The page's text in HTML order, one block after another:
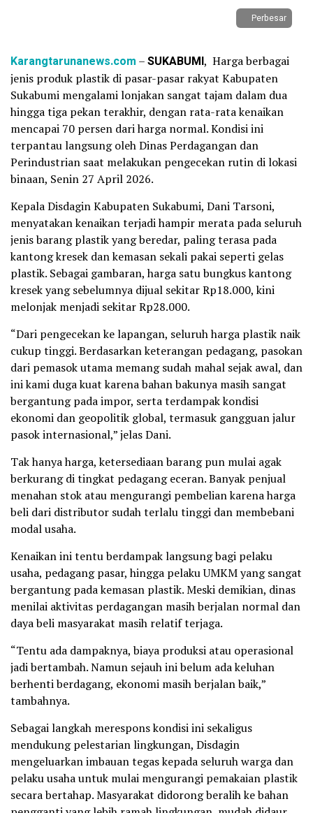
Perbesar
Karangtarunanews.com –SUKABUMI, Harga berbagai
jenis produk plastik di pasar-pasar rakyat Kabupaten
Sukabumi mengalami lonjakan sangat tajam dalam dua
hingga tiga pekan terakhir, dengan rata-rata kenaikan
mencapai 70 persen dari harga normal. Kondisi ini
terpantau langsung oleh Dinas Perdagangan dan
Perindustrian saat melakukan pengecekan rutin di lokasi
binaan, Senin 27 April 2026.
Kepala Disdagin Kabupaten Sukabumi, Dani Tarsoni,
menyatakan kenaikan terjadi hampir merata pada seluruh
jenis barang plastik yang beredar, paling terasa pada
kantong kresek dan kemasan sekali pakai seperti gelas
plastik. Sebagai gambaran, harga satu bungkus kantong
kresek yang sebelumnya dijual sekitar Rp18.000, kini
melonjak menjadi sekitar Rp28.000.
“Dari pengecekan ke lapangan, seluruh harga plastik naik
cukup tinggi. Berdasarkan keterangan pedagang, pasokan
dari pemasok utama memang sudah mahal sejak awal, dan
ini kami duga kuat karena bahan bakunya masih sangat
bergantung pada impor, serta terdampak kondisi
ekonomi dan geopolitik global, termasuk gangguan jalur
pasok internasional,” jelas Dani.
Tak hanya harga, ketersediaan barang pun mulai agak
berkurang di tingkat pedagang eceran. Banyak penjual
menahan stok atau mengurangi pembelian karena harga
beli dari distributor sudah terlalu tinggi dan membebani
modal usaha.
Kenaikan ini tentu berdampak langsung bagi pelaku
usaha, pedagang pasar, hingga pelaku UMKM yang sangat
bergantung pada kemasan plastik. Meski demikian, dinas
menilai aktivitas perdagangan masih berjalan normal dan
daya beli masyarakat masih relatif terjaga.
“Tentu ada dampaknya, biaya produksi atau operasional
jadi bertambah. Namun sejauh ini belum ada keluhan
berhenti berdagang, ekonomi masih berjalan baik,”
tambahnya.
Sebagai langkah merespons kondisi ini sekaligus
mendukung pelestarian lingkungan, Disdagin
mengeluarkan imbauan tegas kepada seluruh warga dan
pelaku usaha untuk mulai mengurangi pemakaian plastik
secara bertahap. Masyarakat didorong beralih ke bahan